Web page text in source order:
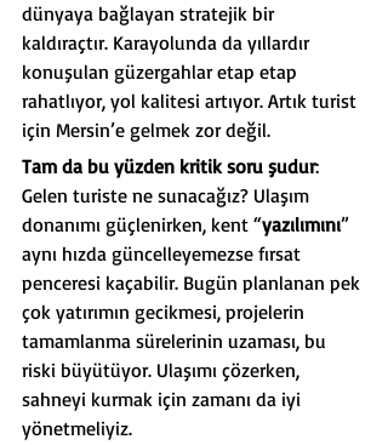
dünyaya bağlayan stratejik bir
kaldıraçtır. Karayolunda da yıllardır
konuşulan güzergahlar etap etap
rahatlıyor, yol kalitesi artıyor. Artık turist
için Mersin’e gelmek zor değil.
Tam da bu yüzden kritik soru şudur:
Gelen turiste ne sunacağız? Ulaşım
donanımı güçlenirken, kent “yazılımını”
aynı hızda güncelleyemezse fırsat
penceresi kaçabilir. Bugün planlanan pek
çok yatırımın gecikmesi, projelerin
tamamlanma sürelerinin uzaması, bu
riski büyütüyor. Ulaşımı çözerken,
sahneyi kurmak için zamanı da iyi
yönetmeliyiz.